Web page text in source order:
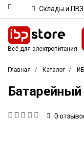
Склады и ПВЗ
Всё для электропитания
Главная Каталог
0